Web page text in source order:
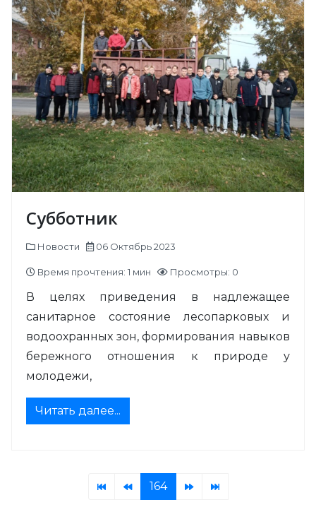
Субботник
Новости 06 Октябрь 2023
Время прочтения: 1 мин Просмотры: 0
В целях приведения в надлежащее
санитарное состояние лесопарковых и
водоохранных зон, формирования навыков
бережного отношения к природе у
молодежи,
Читать далее...
164